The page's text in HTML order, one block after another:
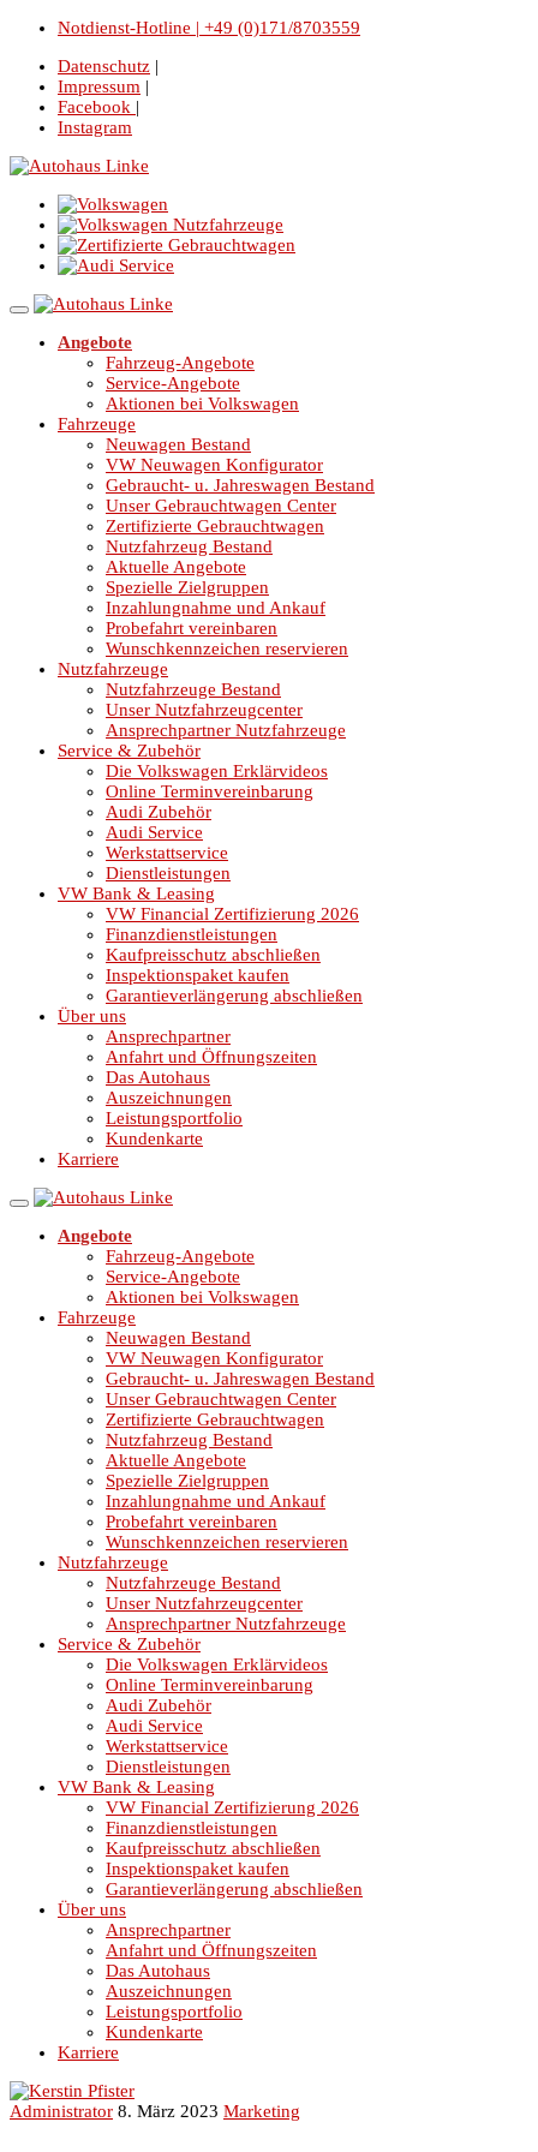
Notdienst-Hotline | +49 (0)171/8703559
Datenschutz |
Impressum |
Facebook |
Instagram
Angebote
Fahrzeug-Angebote
Service-Angebote
Aktionen bei Volkswagen
Fahrzeuge
Neuwagen Bestand
VW Neuwagen Konfigurator
Gebraucht- u. Jahreswagen Bestand
Unser Gebrauchtwagen Center
Zertifizierte Gebrauchtwagen
Nutzfahrzeug Bestand
Aktuelle Angebote
Spezielle Zielgruppen
Inzahlungnahme und Ankauf
Probefahrt vereinbaren
Wunschkennzeichen reservieren
Nutzfahrzeuge
Nutzfahrzeuge Bestand
Unser Nutzfahrzeugcenter
Ansprechpartner Nutzfahrzeuge
Service & Zubehör
Die Volkswagen Erklärvideos
Online Terminvereinbarung
Audi Zubehör
Audi Service
Werkstattservice
Dienstleistungen
VW Bank & Leasing
VW Financial Zertifizierung 2026
Finanzdienstleistungen
Kaufpreisschutz abschließen
Inspektionspaket kaufen
Garantieverlängerung abschließen
Über uns
Ansprechpartner
Anfahrt und Öffnungszeiten
Das Autohaus
Auszeichnungen
Leistungsportfolio
Kundenkarte
Karriere
Angebote
Fahrzeug-Angebote
Service-Angebote
Aktionen bei Volkswagen
Fahrzeuge
Neuwagen Bestand
VW Neuwagen Konfigurator
Gebraucht- u. Jahreswagen Bestand
Unser Gebrauchtwagen Center
Zertifizierte Gebrauchtwagen
Nutzfahrzeug Bestand
Aktuelle Angebote
Spezielle Zielgruppen
Inzahlungnahme und Ankauf
Probefahrt vereinbaren
Wunschkennzeichen reservieren
Nutzfahrzeuge
Nutzfahrzeuge Bestand
Unser Nutzfahrzeugcenter
Ansprechpartner Nutzfahrzeuge
Service & Zubehör
Die Volkswagen Erklärvideos
Online Terminvereinbarung
Audi Zubehör
Audi Service
Werkstattservice
Dienstleistungen
VW Bank & Leasing
VW Financial Zertifizierung 2026
Finanzdienstleistungen
Kaufpreisschutz abschließen
Inspektionspaket kaufen
Garantieverlängerung abschließen
Über uns
Ansprechpartner
Anfahrt und Öffnungszeiten
Das Autohaus
Auszeichnungen
Leistungsportfolio
Kundenkarte
Karriere
Administrator 8. März 2023 Marketing